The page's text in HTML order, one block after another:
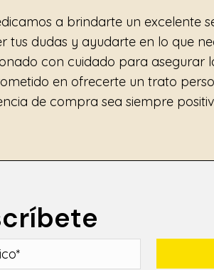
a brindarte un excelente
tus dudas y ayudarte en lo que
con cuidado para asegurar
en ofrecerte un trato
de compra sea siempre